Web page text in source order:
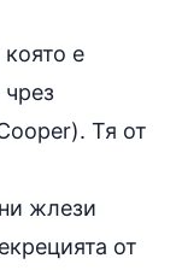
е
Тя от
жлези
от